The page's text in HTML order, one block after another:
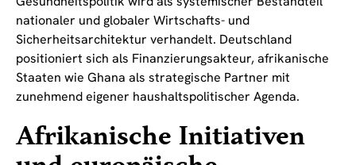
nationaler und globaler Wirtschafts- und
Sicherheitsarchitektur verhandelt. Deutschland
positioniert sich als Finanzierungsakteur, afrikanische
Staaten wie Ghana als strategische Partner mit
zunehmend eigener haushaltspolitischer Agenda.
Afrikanische Initiativen